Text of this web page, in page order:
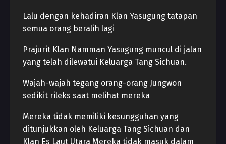
Lalu dengan kehadiran Klan Yasugung tatapan
semua orang beralih lagi
Prajurit Klan Namman Yasugung muncul di jalan
yang telah dilewatui Keluarga Tang Sichuan.
Wajah-wajah tegang orang-orang Jungwon
sedikit rileks saat melihat mereka
Mereka tidak memiliki kesungguhan yang
ditunjukkan oleh Keluarga Tang Sichuan dan
Klan Es Laut Utara Mereka tidak masuk dalam